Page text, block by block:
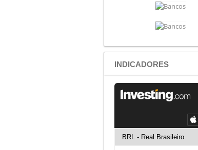
INDICADORES